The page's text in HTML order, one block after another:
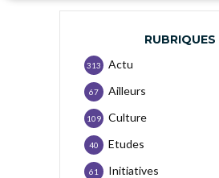
RUBRIQUES
Actu
313
Ailleurs
67
Culture
109
Etudes
40
Initiatives
61